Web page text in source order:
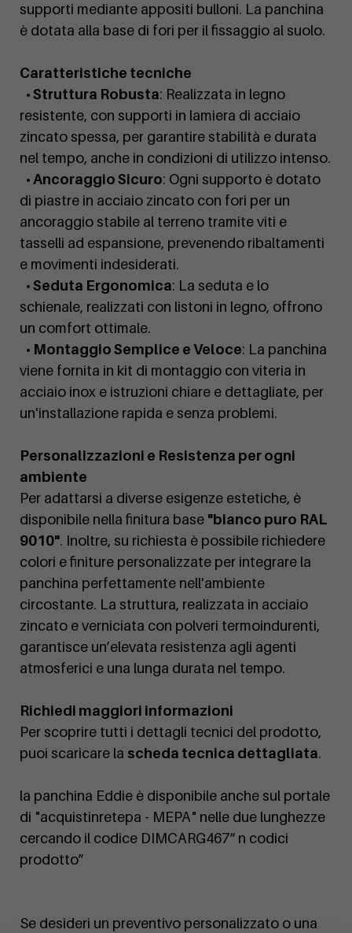
supporti mediante appositi bulloni. La panchina
è dotata alla base di fori per il fissaggio al suolo.
Caratteristiche tecniche
• Struttura Robusta: Realizzata in legno
resistente, con supporti in lamiera di acciaio
zincato spessa, per garantire stabilità e durata
nel tempo, anche in condizioni di utilizzo intenso.
• Ancoraggio Sicuro: Ogni supporto è dotato
di piastre in acciaio zincato con fori per un
ancoraggio stabile al terreno tramite viti e
tasselli ad espansione, prevenendo ribaltamenti
e movimenti indesiderati.
• Seduta Ergonomica: La seduta e lo
schienale, realizzati con listoni in legno, offrono
un comfort ottimale.
• Montaggio Semplice e Veloce: La panchina
viene fornita in kit di montaggio con viteria in
acciaio inox e istruzioni chiare e dettagliate, per
un'installazione rapida e senza problemi.
Personalizzazioni e Resistenza per ogni
ambiente
Per adattarsi a diverse esigenze estetiche, è
disponibile nella finitura base "bianco puro RAL
9010". Inoltre, su richiesta è possibile richiedere
colori e finiture personalizzate per integrare la
panchina perfettamente nell'ambiente
circostante. La struttura, realizzata in acciaio
zincato e verniciata con polveri termoindurenti,
garantisce un’elevata resistenza agli agenti
atmosferici e una lunga durata nel tempo.
Richiedi maggiori informazioni
Per scoprire tutti i dettagli tecnici del prodotto,
puoi scaricare la scheda tecnica dettagliata.
la panchina Eddie è disponibile anche sul portale
di "acquistinretepa - MEPA" nelle due lunghezze
cercando il codice DIMCARG467“ n codici
prodotto”
Se desideri un preventivo personalizzato o una